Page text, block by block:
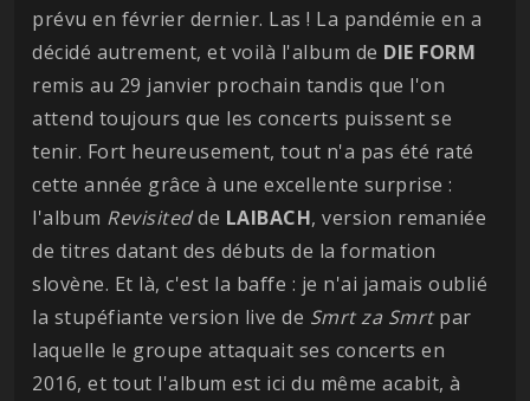
prévu en février dernier. Las ! La pandémie en a
décidé autrement, et voilà l'album de DIE FORM
remis au 29 janvier prochain tandis que l'on
attend toujours que les concerts puissent se
tenir. Fort heureusement, tout n'a pas été raté
cette année grâce à une excellente surprise :
l'album Revisitedde LAIBACH, version remaniée
de titres datant des débuts de la formation
slovène. Et là, c'est la baffe : je n'ai jamais oublié
la stupéfiante version live de Smrt za Smrtpar
laquelle le groupe attaquait ses concerts en
2016, et tout l'album est ici du même acabit, à